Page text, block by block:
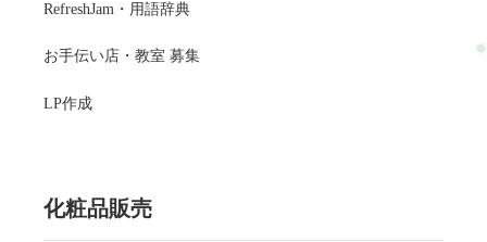
RefreshJam・用語辞典
お手伝い店・教室 募集
LP作成
化粧品販売